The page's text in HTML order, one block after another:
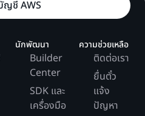
ญชี AWS
นักพัฒนา
Builder
Center
SDK และ
เครื่องมือ
ความช่วยเหลือ
ติดต่อเรา
ยื่นตั๋ว
แจ้ง
ปัญหา